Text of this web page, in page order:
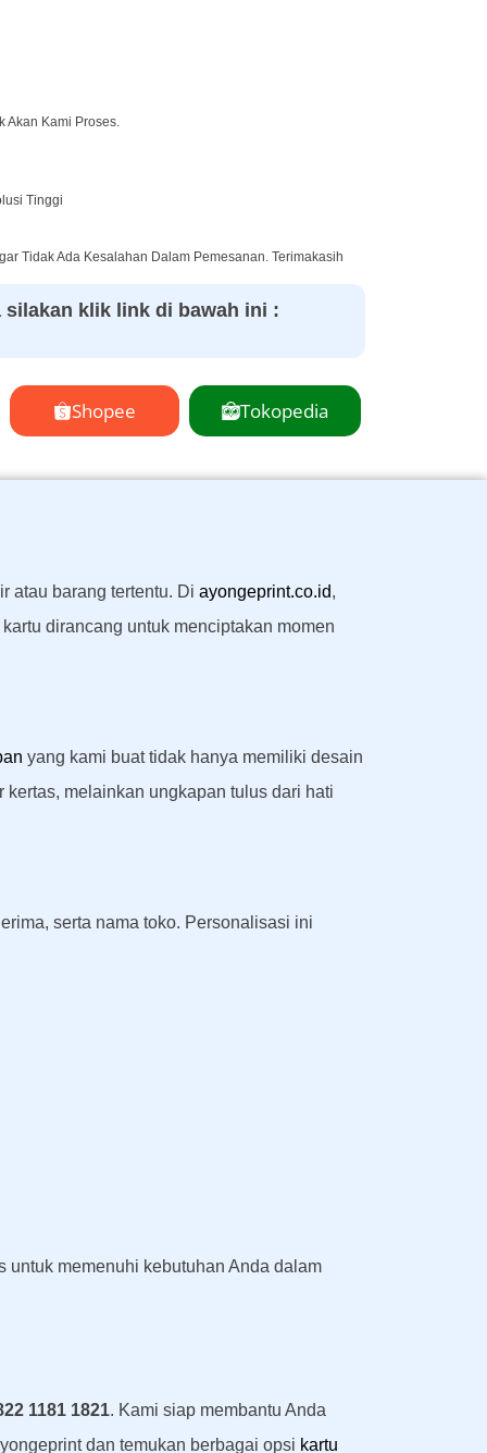
Akan Kami Proses.
Tinggi
Tidak Ada Kesalahan Dalam Pemesanan. Terimakasih
silakan klik link di bawah ini :
Shopee Tokopedia
atau barang tertentu. Di ayongeprint.co.id,
dirancang untuk menciptakan momen
yang kami buat tidak hanya memiliki desain
melainkan ungkapan tulus dari hati
serta nama toko. Personalisasi ini
untuk memenuhi kebutuhan Anda dalam
1181 1821. Kami siap membantu Anda
dan temukan berbagai opsi kartu